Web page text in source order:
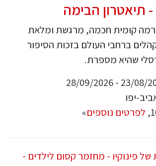
תיאטרון הבימה
קומית חכמה, מרגשת ומלאת
ברחבי העולם בזכות הסיפור
שהיא מספרת.
יפו
לפרטים נוספים»